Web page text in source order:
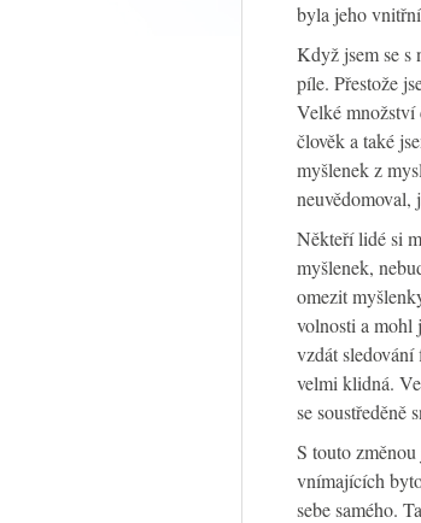
byla jeho
Když jsem se s
píle. Přestože
Velké množství
člověk a také
myšlenek z
neuvědomoval,
Někteří lidé si
myšlenek,
omezit
volnosti a mohl
vzdát
velmi klidná.
se soustředěně
S touto
vnímajících
sebe samého.